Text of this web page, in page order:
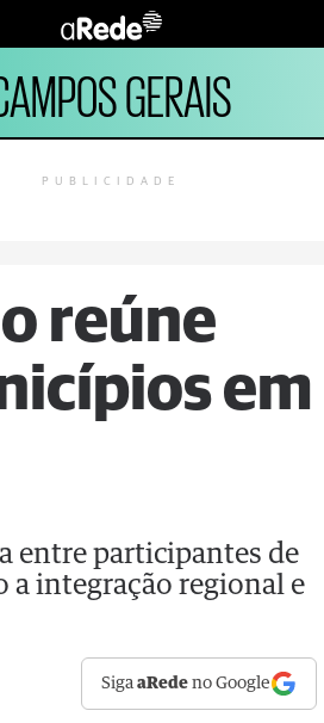
GERAIS
PUBLICIDADE
reúne
em
entre participantes de
a integração regional e
SigaaRede no Google